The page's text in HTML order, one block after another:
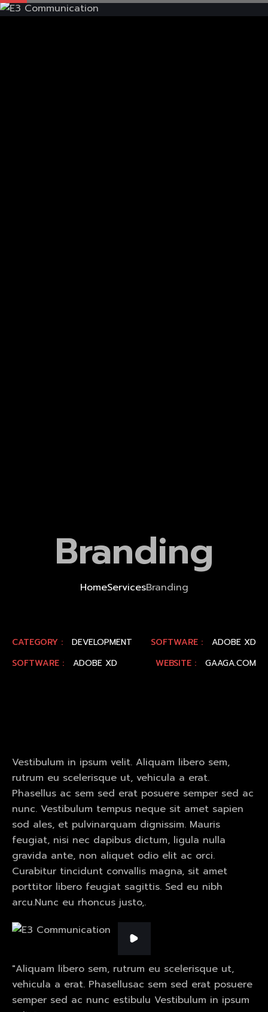
Branding
HomeServicesBranding
CATEGORY : DEVELOPMENT SOFTWARE :
ADOBE XD
SOFTWARE :
ADOBE XD WEBSITE : GAAGA.COM
Vestibulum in ipsum velit. Aliquam libero sem,
rutrum eu scelerisque ut, vehicula a erat.
Phasellus ac sem sed erat posuere semper sed ac
nunc. Vestibulum tempus neque sit amet sapien
sod ales, et pulvinarquam dignissim. Mauris
feugiat, nisi nec dapibus dictum, ligula nulla
gravida ante, non aliquet odio elit ac orci.
Curabitur tincidunt convallis magna, sit amet
porttitor libero feugiat sagittis. Sed eu nibh
arcu.Nunc eu rhoncus justo,.
"Aliquam libero sem, rutrum eu scelerisque ut,
vehicula a erat. Phasellusac sem sed erat posuere
semper sed ac nunc estibulu Vestibulum in ipsum